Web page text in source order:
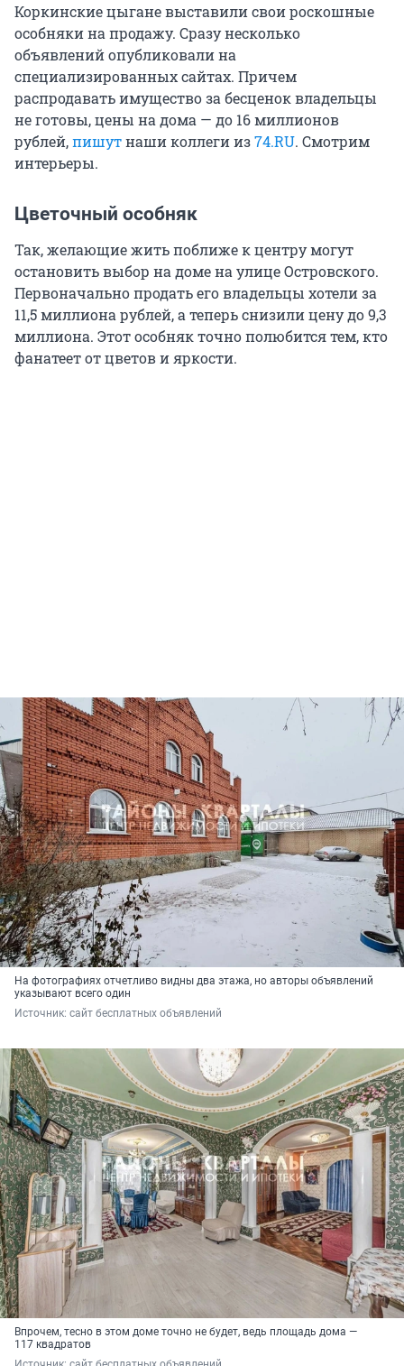
Коркинские цыгане выставили свои роскошные
особняки на продажу. Сразу несколько
объявлений опубликовали на
специализированных сайтах. Причем
распродавать имущество за бесценок владельцы
не готовы, цены на дома — до 16 миллионов
рублей,пишутнаши коллеги из74.RU. Смотрим
интерьеры.
Цветочный особняк
Так, желающие жить поближе к центру могут
остановить выбор на доме на улице Островского.
Первоначально продать его владельцы хотели за
11,5 миллиона рублей, а теперь снизили цену до 9,3
миллиона. Этот особняк точно полюбится тем, кто
фанатеет от цветов и яркости.
На фотографиях отчетливо видны два этажа, но авторы объявлений
указывают всего один
Источник: сайт бесплатных объявлений
Впрочем, тесно в этом доме точно не будет, ведь площадь дома —
117 квадратов